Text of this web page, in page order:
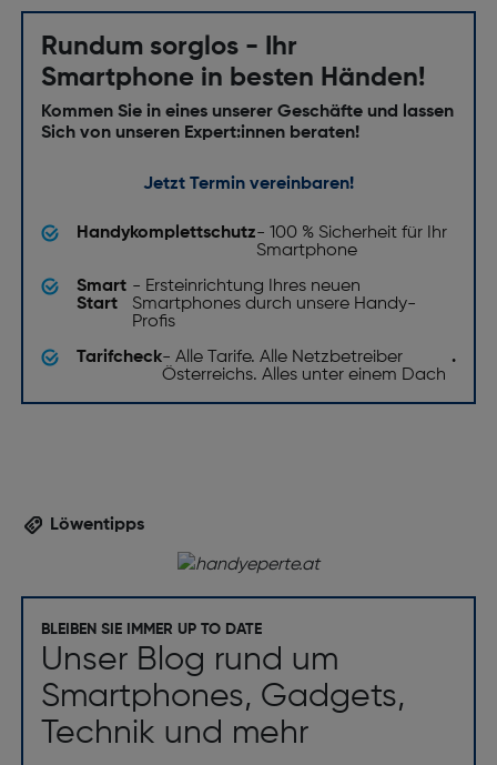
Rundum sorglos - Ihr
Smartphone in besten Händen!
Kommen Sie in eines unserer Geschäfte und lassen
Sich von unseren Expert:innen beraten!
Jetzt Termin vereinbaren!
Handykomplettschutz- 100 % Sicherheit für Ihr
Smartphone
Smart
Start
- Ersteinrichtung Ihres neuen
Smartphones durch unsere Handy-
Profis
Tarifcheck- Alle Tarife. Alle Netzbetreiber
Österreichs. Alles unter einem Dach
.
Löwentipps
BLEIBEN SIE IMMER UP TO DATE
Unser Blog rund um
Smartphones, Gadgets,
Technik und mehr